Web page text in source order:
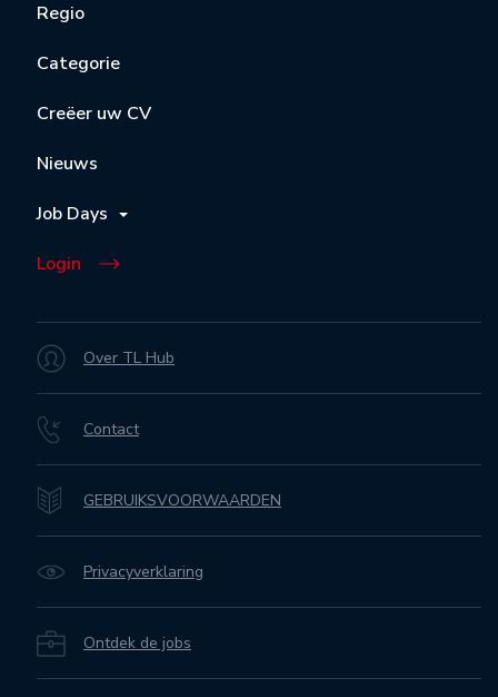
Regio
Categorie
Creëer uw CV
Nieuws
Job Days
Login
Over TL Hub
Contact
GEBRUIKSVOORWAARDEN
Privacyverklaring
Ontdek de jobs